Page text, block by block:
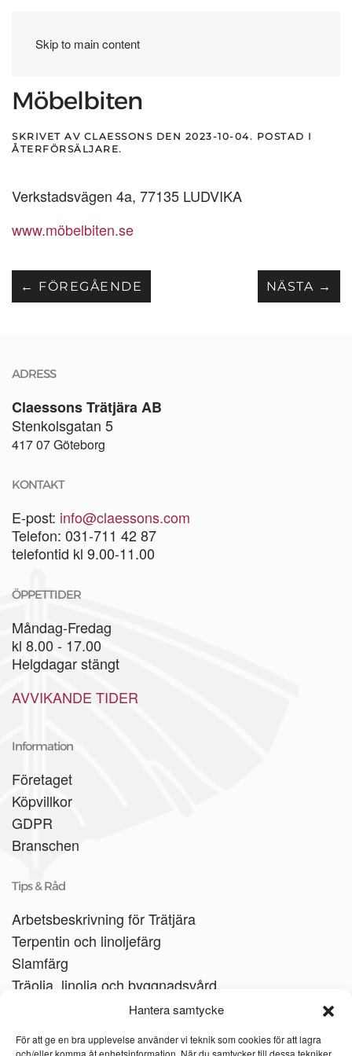
Hantera samtycke
För att ge en bra upplevelse använder vi teknik som cookies för att lagra
och/eller komma åt enhetsinformation. När du samtycker till dessa tekniker
Skip to main content
Möbelbiten
SKRIVET AV CLAESSONS DEN 2023-10-04. POSTAD I
ÅTERFÖRSÄLJARE.
Verkstadsvägen 4a, 77135 LUDVIKA
www.möbelbiten.se
← FÖREGÅENDE NÄSTA →
ADRESS
Claessons Trätjära AB
Stenkolsgatan 5
417 07 Göteborg
KONTAKT
E-post: info@claessons.com
Telefon: 031-711 42 87
telefontid kl 9.00-11.00
ÖPPETTIDER
Måndag-Fredag
kl 8.00 - 17.00
Helgdagar stängt
AVVIKANDE TIDER
Information
Företaget
Köpvillkor
GDPR
Branschen
Tips & Råd
Arbetsbeskrivning för Trätjära
Terpentin och linoljefärg
Slamfärg
Träolja, linolja och byggnadsvård